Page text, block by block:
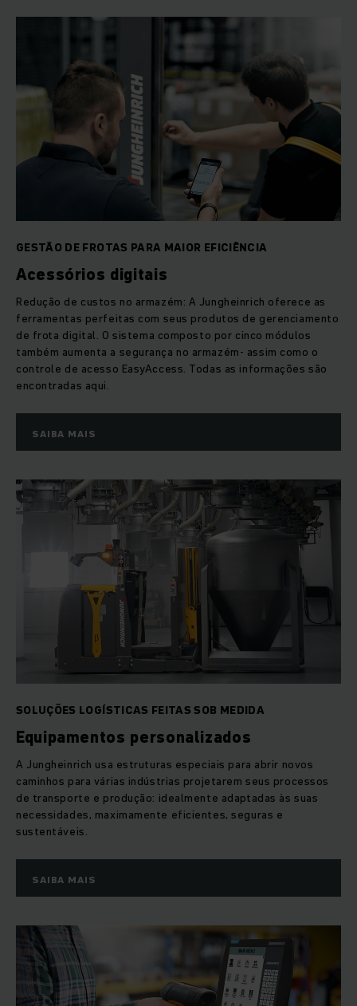
GESTÃO DE FROTAS PARA MAIOR EFICIÊNCIA
Acessórios digitais
Redução de custos no armazém: A Jungheinrich oferece as
ferramentas perfeitas com seus produtos de gerenciamento
de frota digital. O sistema composto por cinco módulos
também aumenta a segurança no armazém- assim como o
controle de acesso EasyAccess. Todas as informações são
encontradas aqui.
SAIBA MAIS
SOLUÇÕES LOGÍSTICAS FEITAS SOB MEDIDA
Equipamentos personalizados
A Jungheinrich usa estruturas especiais para abrir novos
caminhos para várias indústrias projetarem seus processos
de transporte e produção: idealmente adaptadas às suas
necessidades, maximamente eficientes, seguras e
sustentáveis.
SAIBA MAIS